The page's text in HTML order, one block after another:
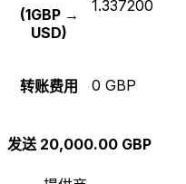
(1GBP →
USD)
1.337200
转账费用 0 GBP
发送 20,000.00 GBP